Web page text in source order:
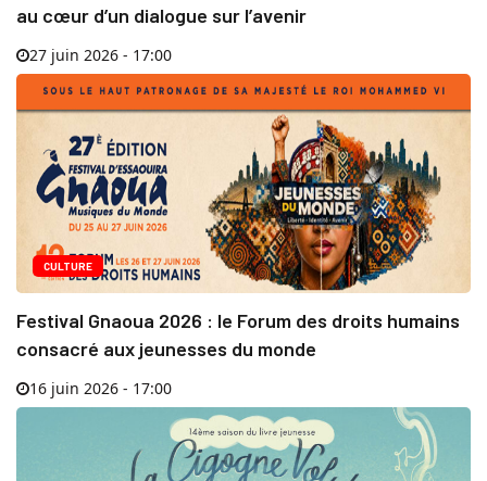
au cœur d’un dialogue sur l’avenir
27 juin 2026 - 17:00
CULTURE
Festival Gnaoua 2026 : le Forum des droits humains
consacré aux jeunesses du monde
16 juin 2026 - 17:00